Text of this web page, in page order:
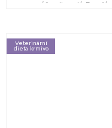
Veterinární
dieta krmivo